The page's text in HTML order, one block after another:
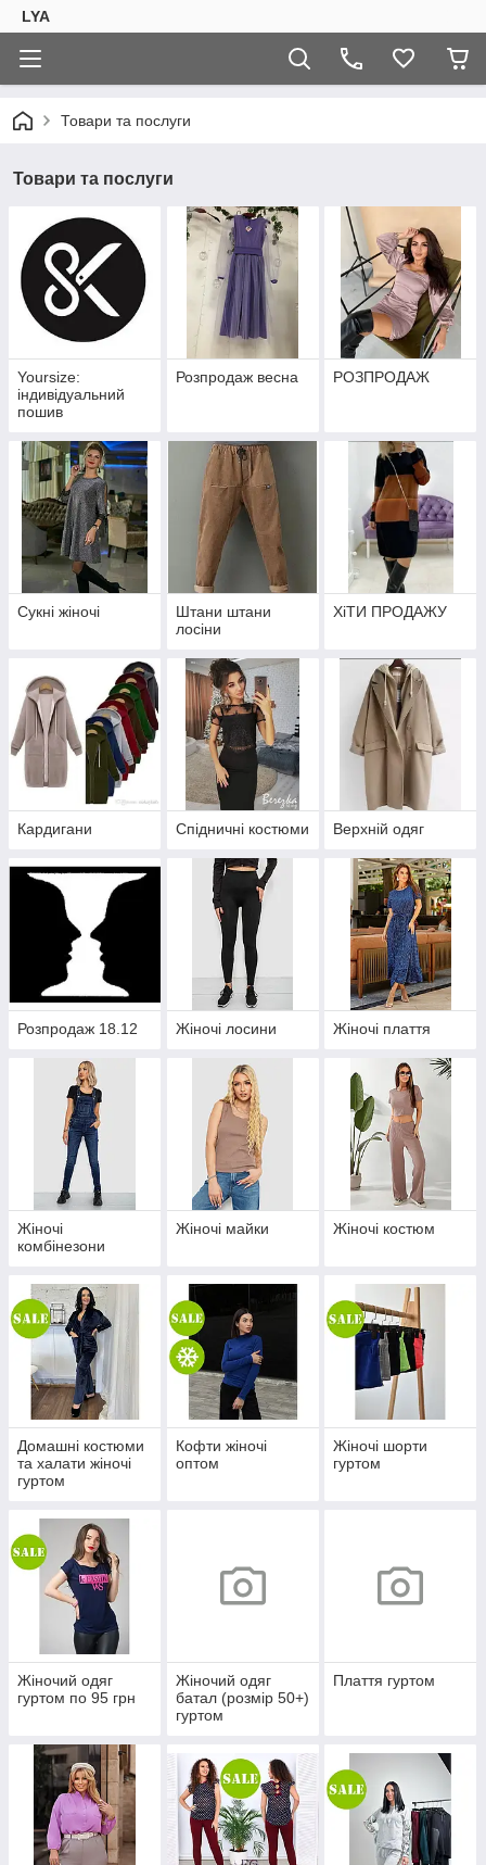
LYA
Товари та послуги
Товари та послуги
Yoursize:
індивідуальний
пошив
Розпродаж весна РОЗПРОДАЖ
Сукні жіночі
Штани штани
лосіни
ХіТИ ПРОДАЖУ
Кардигани Спідничні костюми Верхній одяг
Розпродаж 18.12 Жіночі лосини Жіночі плаття
Жіночі
комбінезони
Жіночі майки Жіночі костюм
Домашні костюми
та халати жіночі
гуртом
Кофти жіночі
оптом
Жіночі шорти
гуртом
Жіночий одяг
гуртом по 95 грн
Жіночий одяг
батал (розмір 50+)
гуртом
Плаття гуртом